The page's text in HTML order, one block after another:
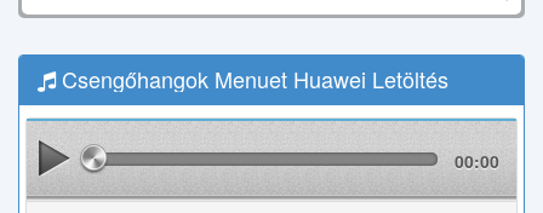
Csengőhangok Menuet Huawei Letöltés
00:00